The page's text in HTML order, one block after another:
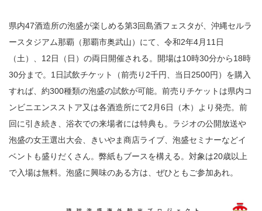
県内47酒造所の泡盛が楽しめる第3回島酒フェスタが、沖縄セルラ
ースタジアム那覇（那覇市奥武山）にて、令和2年4月11日
（土）、12日（日）の両日開催される。開場は10時30分から18時
30分まで。1日試飲チケット（前売り2千円、当日2500円）を購入
すれば、約300種類の泡盛の試飲が可能。前売りチケットは県内コ
ンビニエンスストア又は各酒造所にて2月6日（木）より発売。前
回に引き続き、浴衣での来場者には特典も。ラジオの公開放送や
泡盛の女王選出大会、きいやま商店ライブ、泡盛セミナーなどイ
ベントも盛りだくさん。弊紙もブースを構える。対象は20歳以上
で入場は無料。泡盛に興味のある方は、ぜひともご参加あれ。